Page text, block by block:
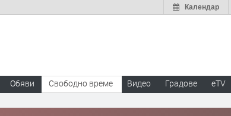
Календар
Обяви Свободно време Видео Градове eTV